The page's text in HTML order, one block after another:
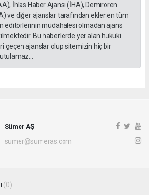
İhlas Haber Ajansı (İHA), Demirören
ve diğer ajanslar tarafından eklenen tüm
editörlerinin müdahalesi olmadan ajans
Bu haberlerde yer alan hukuki
geçen ajanslar olup sitemizin hiç bir
Sümer AŞ
sumer@sumeras.com
(0)